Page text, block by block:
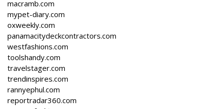
macramb.com
mypet-diary.com
oxweekly.com
panamacitydeckcontractors.com
westfashions.com
toolshandy.com
travelstager.com
trendinspires.com
rannyephul.com
reportradar360.com